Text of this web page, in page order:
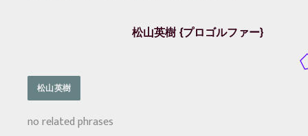
松山英樹 プロゴルファー
松山英樹
no related phrases